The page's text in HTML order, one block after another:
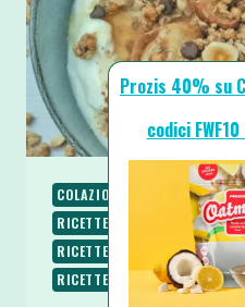
COLAZIONE RICETTE
RICETTE PROTEICHE
RICETTE SENZA UOVA
RICETTE VEGETARIANE
Prozis 40% su
codici FWF10